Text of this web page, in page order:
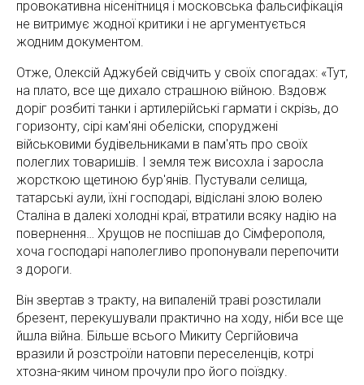
провокативна нісенітниця і московська фальсифікація
не витримує жодної критики і не аргументується
жодним документом.
Отже, Олексій Аджубей свідчить у своїх спогадах: «Тут,
на плато, все ще дихало страшною війною. Вздовж
доріг розбиті танки і артилерійські гармати і скрізь, до
горизонту, сірі кам'яні обеліски, споруджені
військовими будівельниками в пам'ять про своїх
полеглих товаришів. І земля теж висохла і заросла
жорсткою щетиною бур'янів. Пустували селища,
татарські аули, їхні господарі, відіслані злою волею
Сталіна в далекі холодні краї, втратили всяку надію на
повернення… Хрущов не поспішав до Сімферополя,
хоча господарі наполегливо пропонували перепочити
з дороги.
Він звертав з тракту, на випаленій траві розстилали
брезент, перекушували практично на ходу, ніби все ще
йшла війна. Більше всього Микиту Сергійовича
вразили й розстроїли натовпи переселенців, котрі
хтозна-яким чином прочули про його поїздку.